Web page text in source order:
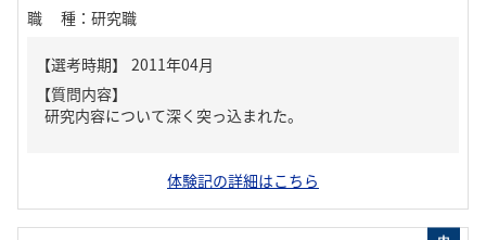
職種 ： 研究職
【質問内容】
研究内容について深く突っ込まれた。
体験記の詳細はこちら